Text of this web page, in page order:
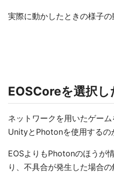
実際に動かしたときの様子の
EOSCoreを選択
ネットワークを用いたゲー
UnityとPhotonを使用するの
EOSよりもPhotonのほうが
り、不具合が発生した場合の